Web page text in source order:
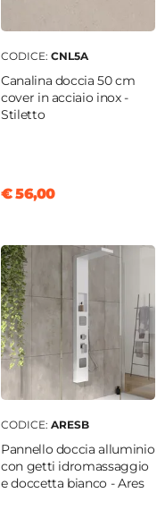
CODICE: CNL5A
Canalina doccia 50 cm
cover in acciaio inox -
Stiletto
€ 56,00
CODICE: ARESB
Pannello doccia alluminio
con getti idromassaggio
e doccetta bianco - Ares